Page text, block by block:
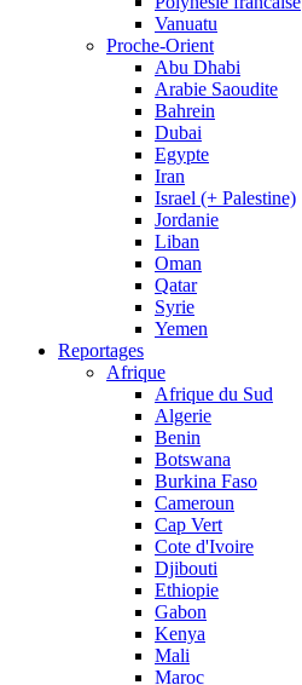
Vanuatu
Proche-Orient
Abu Dhabi
Arabie Saoudite
Bahrein
Dubai
Egypte
Iran
Israel (+ Palestine)
Jordanie
Liban
Oman
Qatar
Syrie
Yemen
Reportages
Afrique
Afrique du Sud
Algerie
Benin
Botswana
Burkina Faso
Cameroun
Cap Vert
Cote d'Ivoire
Djibouti
Ethiopie
Gabon
Kenya
Mali
Maroc